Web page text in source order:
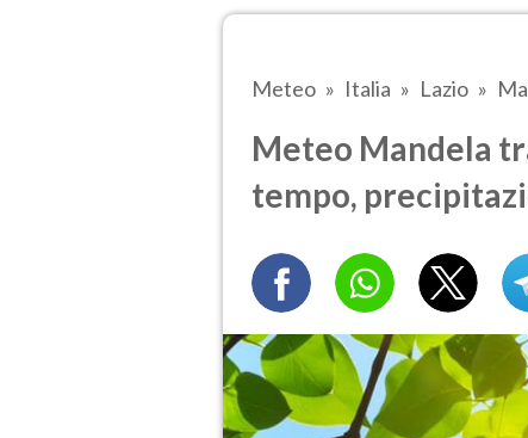
Meteo Italia Lazio
Meteo Mandela
tempo,